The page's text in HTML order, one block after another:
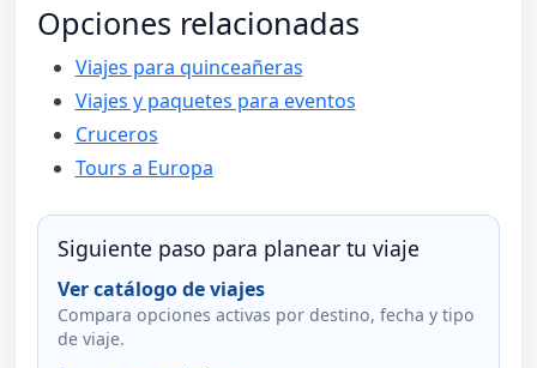
Opciones relacionadas
Viajes para quinceañeras
Viajes y paquetes para eventos
Cruceros
Tours a Europa
Siguiente paso para planear tu viaje
Ver catálogo de viajes
Compara opciones activas por destino, fecha y tipo
de viaje.